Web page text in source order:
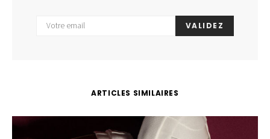
VALIDEZ
ARTICLES SIMILAIRES